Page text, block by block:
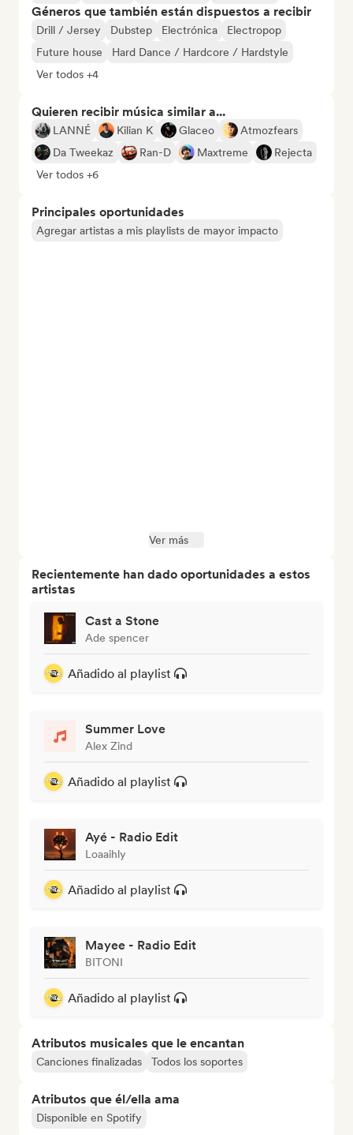
Géneros que también están dispuestos a recibir
Drill / Jersey Dubstep Electrónica
Electropop
Future house
Hard Dance / Hardcore / Hardstyle
Ver todos +4
Quieren recibir música similar a...
LANNÉ Kilian K Glaceo
Atmozfears
Da Tweekaz
Ran-D Maxtreme
Rejecta
Ver todos +6
Principales oportunidades
Agregar artistas a mis playlists de mayor impacto
Ver más
Recientemente han dado oportunidades a estos
artistas
Cast a Stone
Ade spencer
Añadido al playlist
Summer Love
Alex Zind
Añadido al playlist
Ayé - Radio Edit
Loaaihly
Añadido al playlist
Mayee - Radio Edit
BITONI
Añadido al playlist
Atributos musicales que le encantan
Canciones finalizadas Todos los soportes
Atributos que él/ella ama
Disponible en Spotify